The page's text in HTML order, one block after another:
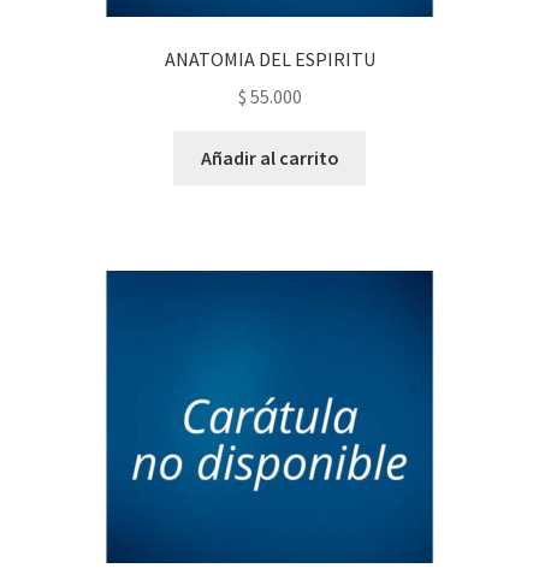
ANATOMIA DEL ESPIRITU
$ 55.000
Añadir al carrito